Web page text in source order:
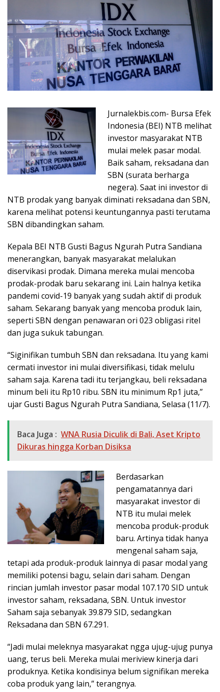
Jurnalekbis.com- Bursa Efek
Indonesia (BEI) NTB melihat
investor masyarakat NTB
mulai melek pasar modal.
Baik saham, reksadana dan
SBN (surata berharga
negera). Saat ini investor di
NTB prodak yang banyak diminati reksadana dan SBN,
karena melihat potensi keuntungannya pasti terutama
SBN dibandingkan saham.
Kepala BEI NTB Gusti Bagus Ngurah Putra Sandiana
menerangkan, banyak masyarakat melalukan
diservikasi prodak. Dimana mereka mulai mencoba
prodak-prodak baru sekarang ini. Lain halnya ketika
pandemi covid-19 banyak yang sudah aktif di produk
saham. Sekarang banyak yang mencoba produk lain,
seperti SBN dengan penawaran ori 023 obligasi ritel
dan juga sukuk tabungan.
“Siginifikan tumbuh SBN dan reksadana. Itu yang kami
cermati investor ini mulai diversifikasi, tidak melulu
saham saja. Karena tadi itu terjangkau, beli reksadana
minum beli itu Rp10 ribu. SBN itu minimum Rp1 juta,”
ujar Gusti Bagus Ngurah Putra Sandiana, Selasa (11/7).
Baca Juga : WNA Rusia Diculik di Bali, Aset Kripto
Dikuras hingga Korban Disiksa
Berdasarkan
pengamatannya dari
masyarakat investor di
NTB itu mulai melek
mencoba produk-produk
baru. Artinya tidak hanya
mengenal saham saja,
tetapi ada produk-produk lainnya di pasar modal yang
memiliki potensi bagu, selain dari saham. Dengan
rincian jumlah investor pasar modal 107.170 SID untuk
investor saham, reksadana, SBN. Untuk investor
Saham saja sebanyak 39.879 SID, sedangkan
Reksadana dan SBN 67.291.
“Jadi mulai meleknya masyarakat ngga ujug-ujug punya
uang, terus beli. Mereka mulai meriview kinerja dari
produknya. Ketika kondisinya belum signifikan mereka
coba produk yang lain,” terangnya.